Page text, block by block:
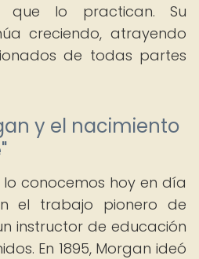
que lo practican. Su
creciendo, atrayendo
de todas partes
y el nacimiento
conocemos hoy en día
el trabajo pionero de
instructor de educación
En 1895, Morgan ideó